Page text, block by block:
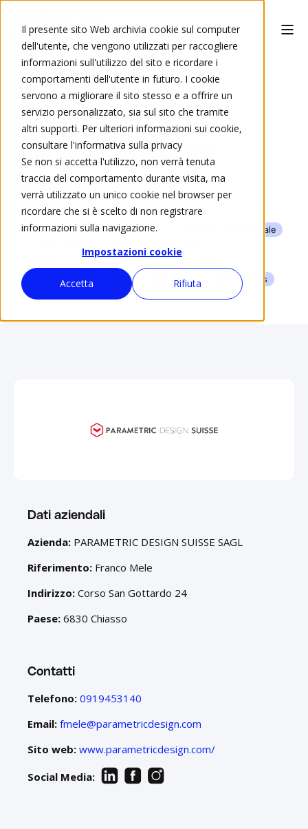
Il presente sito Web archivia cookie sul computer
dell'utente, che vengono utilizzati per raccogliere
informazioni sull'utilizzo del sito e ricordare i
comportamenti dell'utente in futuro. I cookie
servono a migliorare il sito stesso e a offrire un
servizio personalizzato, sia sul sito che tramite
altri supporti. Per ulteriori informazioni sui cookie,
consultare l'informativa sulla privacy
Se non si accetta l'utilizzo, non verrà tenuta
traccia del comportamento durante visita, ma
verrà utilizzato un unico cookie nel browser per
ricordare che si è scelto di non registrare
informazioni sulla navigazione.
Impostazioni cookie
Accetta Rifiuta
PARAMETRIC
DESIGN SUISSE
SAGL
Commercio di Hardware e Software
Azienda commerciale
Sviluppo Software
Integrazione di sistemi
Formazione
Web Design / Applications
Mobile Apps
Security
Dati aziendali
Azienda: PARAMETRIC DESIGN SUISSE SAGL
Riferimento: Franco Mele
Indirizzo: Corso San Gottardo 24
Paese: 6830 Chiasso
Contatti
Telefono: 0919453140
Email: fmele@parametricdesign.com
Sito web: www.parametricdesign.com/
Social Media: